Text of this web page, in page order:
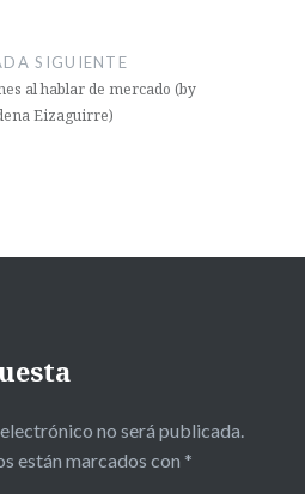
SIGUIENTE
al hablar de mercado (by
Eizaguirre)
no será publicada.
están marcados con *